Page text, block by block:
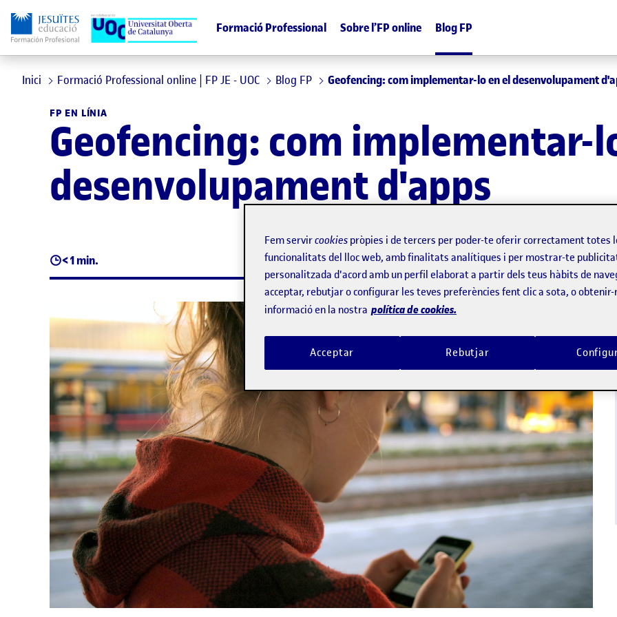
Formació Professional Sobre l’FP online Blog FP
Inici Formació Professional online | FP JE - UOC Blog FP Geofencing: com implementar-lo en el desenvolupament
FP EN LÍNIA
Geofencing: com implementar-
desenvolupament d'apps
< 1 min.
Fem servircookies pròpies i de tercers per poder-te oferir correctament totes
funcionalitats del lloc web, amb finalitats analítiques i per mostrar-te
personalitzada d'acord amb un perfil elaborat a partir dels teus hàbits de
acceptar, rebutjar o configurar les teves preferències fent clic a sota, o obtenir-
informació en la nostra política de cookies.
Rebutjar
Acceptar